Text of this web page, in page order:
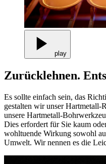
play
Zurücklehnen.
Es sollte einfach sein, das
gestalten wir unser Hartmetall-
unsere Hartmetall-
Dies erfordert für Sie kaum
wohltuende Wirkung sowohl
Umwelt. Wir nennen es die